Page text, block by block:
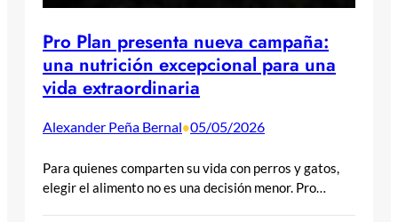
Pro Plan presenta nueva campaña:
una nutrición excepcional para una
vida extraordinaria
Alexander Peña Bernal•05/05/2026
Para quienes comparten su vida con perros y gatos,
elegir el alimento no es una decisión menor. Pro…